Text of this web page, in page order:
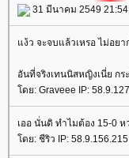
31 มีนาคม 2549
ง้ว จะจบแล้วเหรอ ไม่อยา
อันที่จริงเทนนิสหญิงเนี่ย กร
ดย: Graveee IP:
เออ นั่นดิ ทำไมต้อง 15-0 ห
ดย: ชีริว IP: